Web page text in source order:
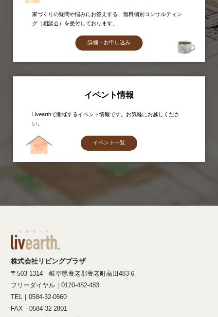
家づくりの疑問や悩みにお答えする、無料個別コンサルティン
グ（相談会）を受付しております。
詳細・お申し込み
イベント情報
Livearthで開催するイベント情報です。お気軽にお越しくださ
い。
イベント一覧
株式会社リビングプラザ
〒503-1314 岐阜県養老郡養老町高田483-6
フリーダイヤル｜0120-482-483
TEL｜0584-32-0660
FAX｜0584-32-2801